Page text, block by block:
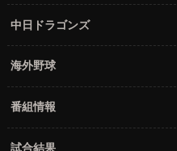
中日ドラゴンズ
海外野球
番組情報
試合結果